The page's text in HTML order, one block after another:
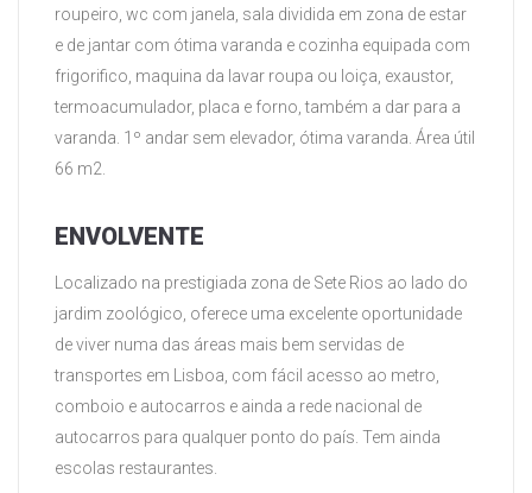
roupeiro, wc com janela, sala dividida em zona de estar
e de jantar com ótima varanda e cozinha equipada com
frigorifico, maquina da lavar roupa ou loiça, exaustor,
termoacumulador, placa e forno, também a dar para a
varanda. 1º andar sem elevador, ótima varanda. Área útil
66 m2.
ENVOLVENTE
Localizado na prestigiada zona de Sete Rios ao lado do
jardim zoológico, oferece uma excelente oportunidade
de viver numa das áreas mais bem servidas de
transportes em Lisboa, com fácil acesso ao metro,
comboio e autocarros e ainda a rede nacional de
autocarros para qualquer ponto do país. Tem ainda
escolas restaurantes.